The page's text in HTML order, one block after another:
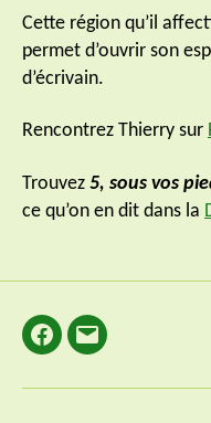
Cette région qu’il
permet d’ouvrir son
d’écrivain.
Rencontrez Thierry sur
Trouvez 5, sous vos
ce qu’on en dit dans la
Facebook
E-